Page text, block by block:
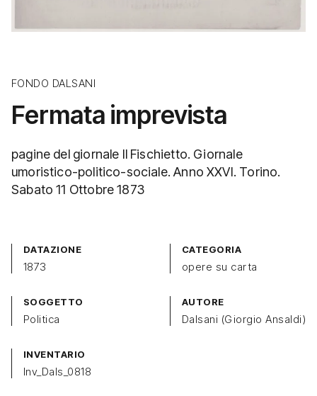
FONDO DALSANI
Fermata imprevista
pagine del giornale Il Fischietto. Giornale
umoristico-politico-sociale. Anno XXVI. Torino.
Sabato 11 Ottobre 1873
DATAZIONE
1873
CATEGORIA
opere su carta
SOGGETTO
Politica
AUTORE
Dalsani (Giorgio Ansaldi)
INVENTARIO
Inv_Dals_0818